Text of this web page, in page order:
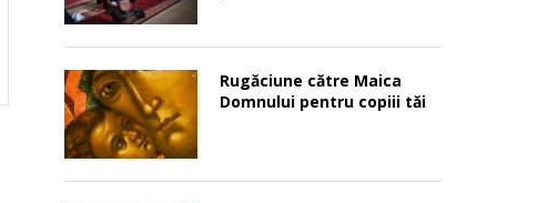
Rugăciune către Maica
Domnului pentru copiii tăi